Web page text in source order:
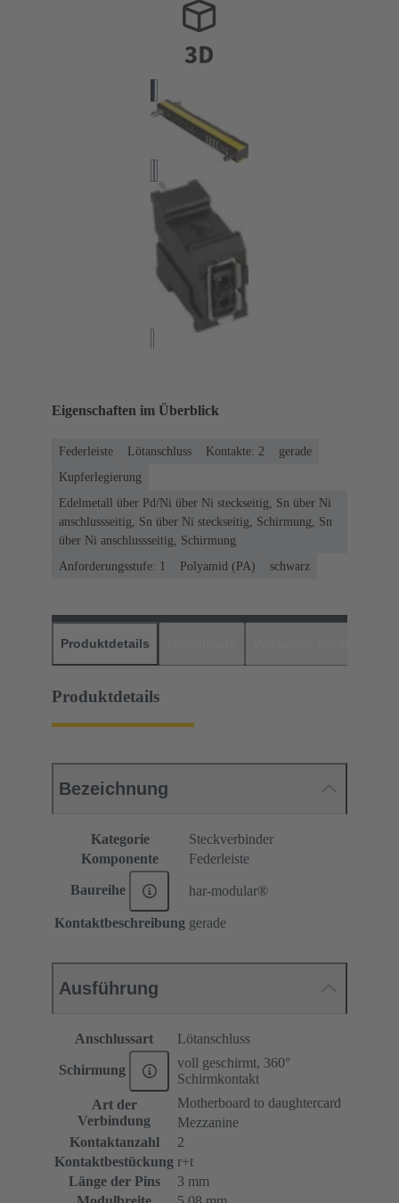
Eigenschaften im Überblick
Federleiste Lötanschluss Kontakte: 2
gerade
Kupferlegierung
Edelmetall über Pd/Ni über Ni steckseitig, Sn über Ni
anschlussseitig, Sn über Ni steckseitig, Schirmung, Sn
über Ni anschlussseitig, Schirmung
Anforderungsstufe: 1
Polyamid (PA) schwarz
Produktdetails
Produktdetails
Bezeichnung
Kategorie
Steckverbinder
Komponente
Federleiste
Baureihe har-modular®
Kontaktbeschreibung gerade
Ausführung
Anschlussart Lötanschluss
Schirmung
voll geschirmt, 360°
Schirmkontakt
Art der
Verbindung
Motherboard to daughtercard
Mezzanine
Kontaktanzahl
2
Kontaktbestückung r+t
Länge der Pins
3 mm